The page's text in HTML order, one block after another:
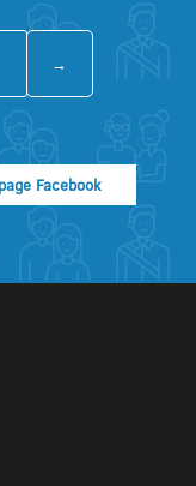
Facebook